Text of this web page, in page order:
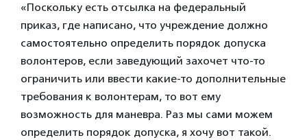
«Поскольку есть отсылка на федеральный
приказ, где написано, что учреждение должно
самостоятельно определить порядок допуска
волонтеров, если заведующий захочет что-то
ограничить или ввести какие-то дополнительные
требования к волонтерам, то вот ему
возможность для маневра. Раз мы сами можем
определить порядок допуска, я хочу вот такой.